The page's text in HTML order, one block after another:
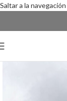
Saltar a la navegación